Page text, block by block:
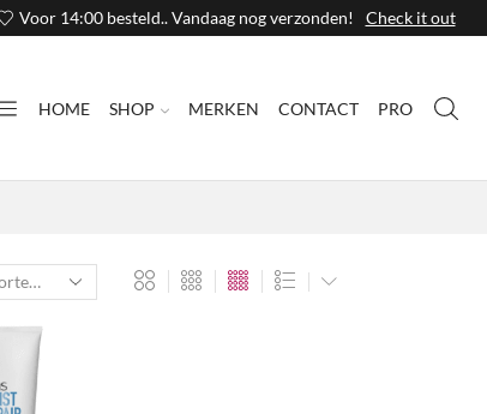
Voor 14:00 besteld.. Vandaag nog verzonden! Check it out
HOME SHOP MERKEN CONTACT PRO